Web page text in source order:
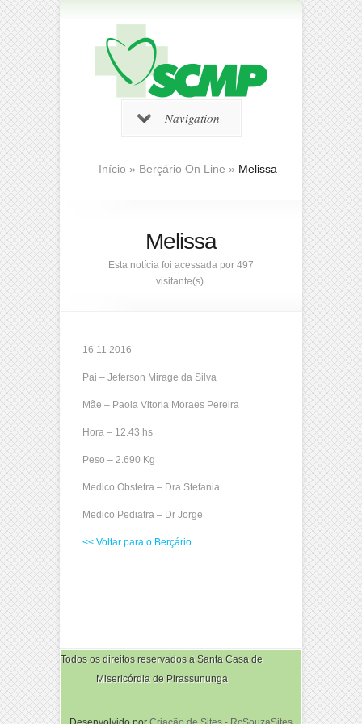
Navigation
Início » Berçário On Line » Melissa
Melissa
Esta notícia foi acessada por 497
visitante(s).
16 11 2016
Pai – Jeferson Mirage da Silva
Mãe – Paola Vitoria Moraes Pereira
Hora – 12.43 hs
Peso – 2.690 Kg
Medico Obstetra – Dra Stefania
Medico Pediatra – Dr Jorge
<< Voltar para o Berçário
Todos os direitos reservados à Santa Casa de
Misericórdia de Pirassununga